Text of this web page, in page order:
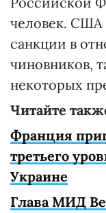
человек. США
санкции в
чиновников,
некоторых
Читайте
Франция
третьего
Украине
Глава МИД